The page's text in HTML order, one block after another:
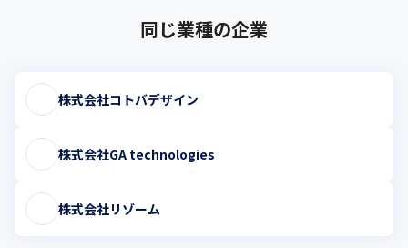
同じ業種の企業
株式会社コトバデザイン
株式会社GA technologies
株式会社リゾーム